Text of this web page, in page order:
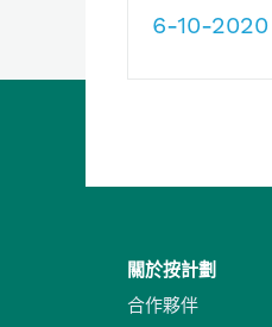
6-10-2020
關於按計劃
合作夥伴